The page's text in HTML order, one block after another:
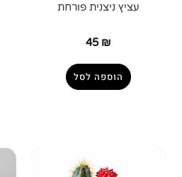
עציץ ניצנית פורחת
45 ₪
הוספה לסל